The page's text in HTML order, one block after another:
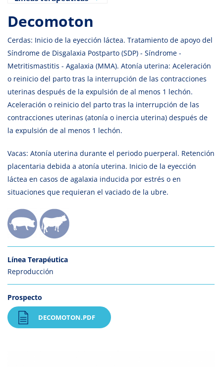
Decomoton
Cerdas: Inicio de la eyección láctea. Tratamiento de apoyo del
Síndrome de Disgalaxia Postparto (SDP) - Síndrome -
Metritismastitis - Agalaxia (MMA). Atonía uterina: Aceleración
o reinicio del parto tras la interrupción de las contracciones
uterinas después de la expulsión de al menos 1 lechón.
Aceleración o reinicio del parto tras la interrupción de las
contracciones uterinas (atonía o inercia uterina) después de
la expulsión de al menos 1 lechón.
Vacas: Atonía uterina durante el periodo puerperal. Retención
placentaria debida a atonía uterina. Inicio de la eyección
láctea en casos de agalaxia inducida por estrés o en
situaciones que requieran el vaciado de la ubre.
Línea Terapéutica
Reproducción
Prospecto
DECOMOTON.PDF